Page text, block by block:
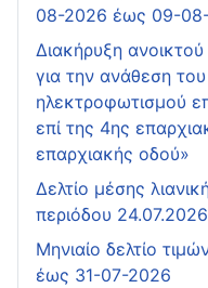
08-2026 έως 09-
Διακήρυξη
για την ανάθεση
ηλεκτροφωτισμού
επί της 4ης
επαρχιακής οδού»
Δελτίο μέσης
περιόδου
Μηνιαίο δελτίο
έως 31-07-2026